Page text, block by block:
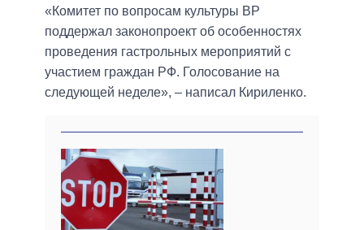
«Комитет по вопросам культуры ВР
поддержал законопроект об особенностях
проведения гастрольных мероприятий с
участием граждан РФ. Голосование на
следующей неделе», – написал Кириленко.